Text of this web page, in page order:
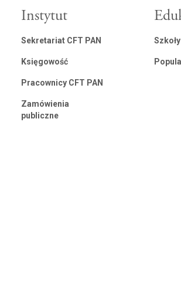
Instytut
Sekretariat CFT PAN
Księgowość
Pracownicy CFT PAN
Zamówienia
publiczne